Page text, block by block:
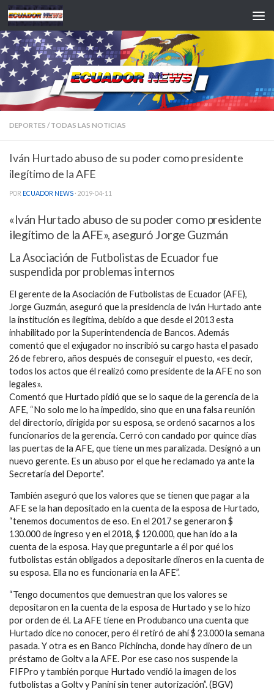
Saltar al contenido
DEPORTES / TODAS LAS NOTICIAS
Iván Hurtado abuso de su poder como presidente
ilegítimo de la AFE
POR ECUADOR NEWS · 2019-04-11
«Iván Hurtado abuso de su poder como presidente
ilegítimo de la AFE», aseguró Jorge Guzmán
La Asociación de Futbolistas de Ecuador fue
suspendida por problemas internos
El gerente de la Asociación de Futbolistas de Ecuador (AFE),
Jorge Guzmán, aseguró que la presidencia de Iván Hurtado ante
la institución es ilegítima, debido a que desde el 2013 esta
inhabilitado por la Superintendencia de Bancos. Además
comentó que el exjugador no inscribió su cargo hasta el pasado
26 de febrero, años después de conseguir el puesto, «es decir,
todos los actos que él realizó como presidente de la AFE no son
legales».
Comentó que Hurtado pidió que se lo saque de la gerencia de la
AFE, “No solo me lo ha impedido, sino que en una falsa reunión
del directorio, dirigida por su esposa, se ordenó sacarnos a los
funcionarios de la gerencia. Cerró con candado por quince días
las puertas de la AFE, que tiene un mes paralizada. Designó a un
nuevo gerente. Es un abuso por el que he reclamado ya ante la
Secretaría del Deporte”.
También aseguró que los valores que se tienen que pagar a la
AFE se la han depositado en la cuenta de la esposa de Hurtado,
“tenemos documentos de eso. En el 2017 se generaron $
130.000 de ingreso y en el 2018, $ 120.000, que han ido a la
cuenta de la esposa. Hay que preguntarle a él por qué los
futbolistas están obligados a depositarle dineros en la cuenta de
su esposa. Ella no es funcionaria en la AFE”.
“Tengo documentos que demuestran que los valores se
depositaron en la cuenta de la esposa de Hurtado y se lo hizo
por orden de él. La AFE tiene en Produbanco una cuenta que
Hurtado dice no conocer, pero él retiró de ahí $ 23.000 la semana
pasada. Y otra es en Banco Pichincha, donde hay dinero de un
préstamo de Goltv a la AFE. Por ese caso nos suspende la
FIFPro y también porque Hurtado vendió la imagen de los
futbolistas a Goltv y Panini sin tener autorización”. (BGV)